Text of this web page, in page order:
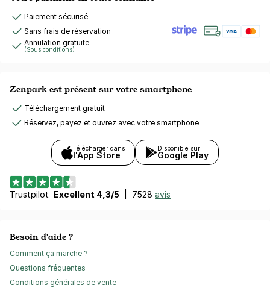
Paiement sécurisé
Sans frais de réservation
Annulation gratuite
(Sous conditions)
Zenpark est présent sur votre smartphone
Téléchargement gratuit
Réservez, payez et ouvrez avec votre smartphone
Télécharger dans
l'App Store
Disponible sur
Google Play
Trustpilot Excellent 4,3/5 7528 avis
Besoin d'aide ?
Comment ça marche ?
Questions fréquentes
Conditions générales de vente